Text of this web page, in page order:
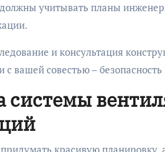
учитывать планы
и консультация
с вашей совестью –
системы